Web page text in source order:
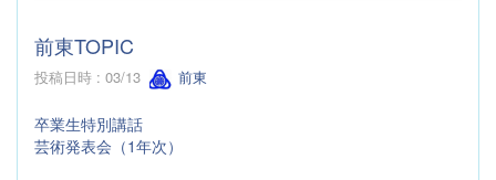
前東TOPIC
投稿日時 : 03/13 前東
卒業生特別講話
芸術発表会（1年次）